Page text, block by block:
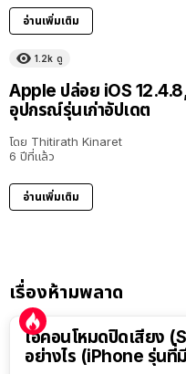
อ่านเพิ่มเติม
1.2k ดู
Apple ปล่อย iOS
อุปกรณ์รุ่นเก่าอัปเดต
โดย Thitirath Kinaret
6 ปีที่แล้ว
อ่านเพิ่มเติม
เรื่องห้ามพลาด
ไอคอนโหมดปิดเสียง
อย่างไร (iPhone รุ่น